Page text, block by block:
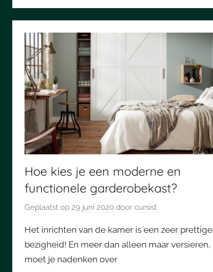
Hoe kies je een moderne en
functionele garderobekast?
Geplaatst op 29 juni 2020 door cursist
Het inrichten van de kamer is een zeer prettige
bezigheid! En meer dan alleen maar versieren,
moet je nadenken over